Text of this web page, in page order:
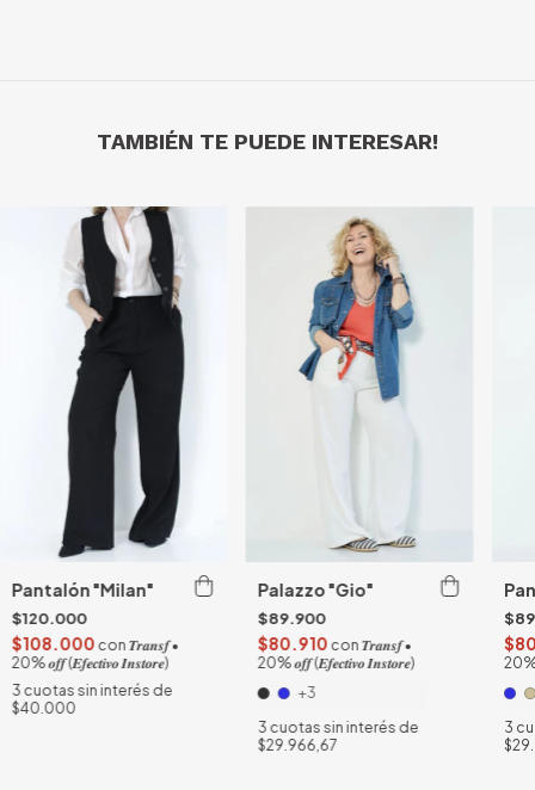
TAMBIÉN TE PUEDE INTERESAR!
Pantalón "Milan"
$120.000
$108.000 con 𝑻𝒓𝒂𝒏𝒔𝒇 •
20% 𝒐𝒇𝒇 (𝑬𝒇𝒆𝒄𝒕𝒊𝒗𝒐 𝑰𝒏𝒔𝒕𝒐𝒓𝒆)
3 cuotas sin interés de
$40.000
Palazzo "Gio"
$89.900
$80.910 con 𝑻𝒓𝒂𝒏𝒔𝒇 •
20% 𝒐𝒇𝒇 (𝑬𝒇𝒆𝒄𝒕𝒊𝒗𝒐 𝑰𝒏𝒔𝒕𝒐𝒓𝒆)
+3
3 cuotas sin interés de
$29.966,67
20%
3